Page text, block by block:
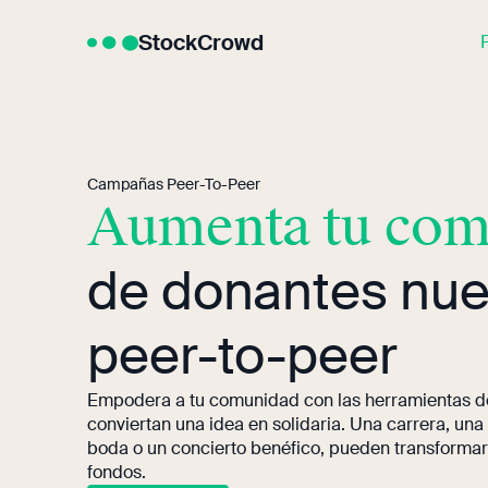
StockCrowd
Campañas Peer-To-Peer
Aumenta tu
de donantes
peer-to-peer
Empodera a tu comunidad con las herramientas
conviertan una idea en solidaria. Una carrera,
boda o un concierto benéfico, pueden
fondos.